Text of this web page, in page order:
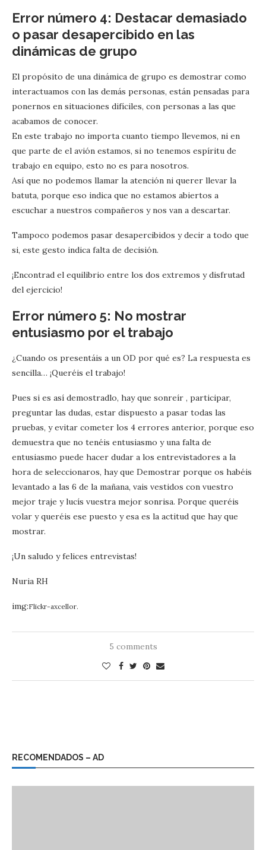
Error número 4: Destacar demasiado
o pasar desapercibido en las
dinámicas de grupo
El propósito de una dinámica de grupo es demostrar como
interactuamos con las demás personas, están pensadas para
ponernos en situaciones difíciles, con personas a las que
acabamos de conocer.
En este trabajo no importa cuanto tiempo llevemos, ni en
que parte de el avión estamos, si no tenemos espíritu de
trabajo en equipo, esto no es para nosotros.
Así que no podemos llamar la atención ni querer llevar la
batuta, porque eso indica que no estamos abiertos a
escuchar a nuestros compañeros y nos van a descartar.
Tampoco podemos pasar desapercibidos y decir a todo que
si, este gesto indica falta de decisión.
¡Encontrad el equilibrio entre los dos extremos y disfrutad
del ejercicio!
Error número 5: No mostrar
entusiasmo por el trabajo
¿Cuando os presentáis a un OD por qué es? La respuesta es
sencilla… ¡Queréis el trabajo!
Pues si es así demostradlo, hay que sonreír , participar,
preguntar las dudas, estar dispuesto a pasar todas las
pruebas, y evitar cometer los 4 errores anterior, porque eso
demuestra que no tenéis entusiasmo y una falta de
entusiasmo puede hacer dudar a los entrevistadores a la
hora de seleccionaros, hay que Demostrar porque os habéis
levantado a las 6 de la mañana, vais vestidos con vuestro
mejor traje y lucís vuestra mejor sonrisa. Porque queréis
volar y queréis ese puesto y esa es la actitud que hay que
mostrar.
¡Un saludo y felices entrevistas!
Nuria RH
img:Flickr-axcellor.
5 comments
RECOMENDADOS – AD